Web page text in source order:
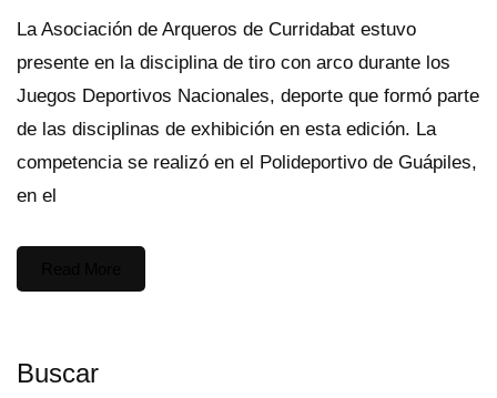
La Asociación de Arqueros de Curridabat estuvo
presente en la disciplina de tiro con arco durante los
Juegos Deportivos Nacionales, deporte que formó parte
de las disciplinas de exhibición en esta edición. La
competencia se realizó en el Polideportivo de Guápiles,
en el
Buscar